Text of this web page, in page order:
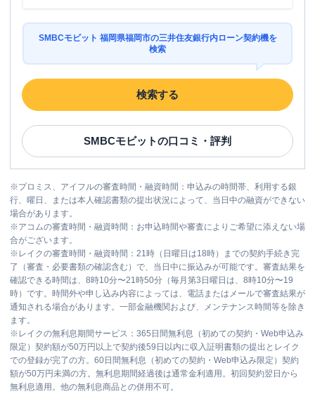
SMBCモビット 福岡県福岡市の三井住友銀行内ローン契約機を
検索
検索する
SMBCモビットの口コミ・評判
※プロミス、アイフルの審査時間・融資時間：申込みの時間帯、利用する銀
行、曜日、または本人確認書類の提出状況によって、当日中の融資ができない
場合があります。
※アコムの審査時間・融資時間：お申込時間や審査によりご希望に添えない場
合がございます。
※ レイクの審査時間・融資時間：21時（日曜日は18時）までの契約手続き完
了（審査・必要書類の確認含む）で、当日中に振込みが可能です。審査結果を
確認できる時間は、8時10分〜21時50分（毎月第3日曜日は、8時10分〜19
時）です。時間外や申し込み内容によっては、電話またはメールで審査結果が
通知される場合があります。一部金融機関および、メンテナンス時間等を除き
ます。
※ レイクの無利息期間サービス：365日間無利息（初めての契約・Web申込み
限定）契約額が50万円以上で契約後59日以内に収入証明書類の提出とレイク
での登録が完了の方。60日間無利息（初めての契約・Web申込み限定）契約
額が50万円未満の方。無利息期間経過後は通常金利適用。初回契約翌日から
無利息適用。他の無利息商品との併用不可。